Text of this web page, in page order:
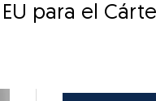
para el